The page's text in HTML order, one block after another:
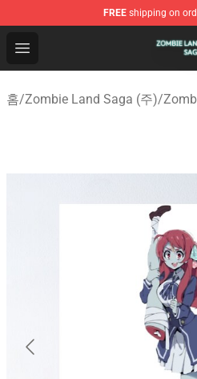
FREE shipping on
Open menu
Zombie Land Saga Shop -
홈/Zombie Land Saga (주)/